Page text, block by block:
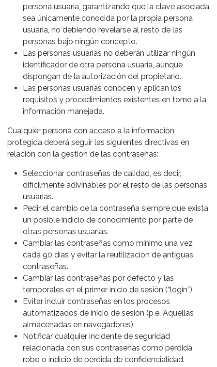
persona usuaria, garantizando que la clave asociada
sea únicamente conocida por la propia persona
usuaria, no debiendo revelarse al resto de las
personas bajo ningún concepto.
Las personas usuarias no deberán utilizar ningún
identificador de otra persona usuaria, aunque
dispongan de la autorización del propietario.
Las personas usuarias conocen y aplican los
requisitos y procedimientos existentes en torno a la
información manejada.
Cualquier persona con acceso a la información
protegida deberá seguir las siguientes directivas en
relación con la gestión de las contraseñas:
Seleccionar contraseñas de calidad, es decir,
difícilmente adivinables por el resto de las personas
usuarias.
Pedir el cambio de la contraseña siempre que exista
un posible indicio de conocimiento por parte de
otras personas usuarias.
Cambiar las contraseñas como mínimo una vez
cada 90 días y evitar la reutilización de antiguas
contraseñas.
Cambiar las contraseñas por defecto y las
temporales en el primer inicio de sesión (“login”).
Evitar incluir contraseñas en los procesos
automatizados de inicio de sesión (p.e. Aquellas
almacenadas en navegadores).
Notificar cualquier incidente de seguridad
relacionada con sus contraseñas como pérdida,
robo o indicio de pérdida de confidencialidad.